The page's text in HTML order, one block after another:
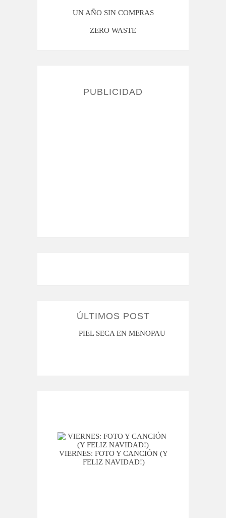
UN AÑO SIN COMPRAS
ZERO WASTE
PUBLICIDAD
ÚLTIMOS POST
CUANDO LA ADOLESCENCIA ME
VIERNES: FOTO Y CANCIÓN (Y
FELIZ NAVIDAD!)